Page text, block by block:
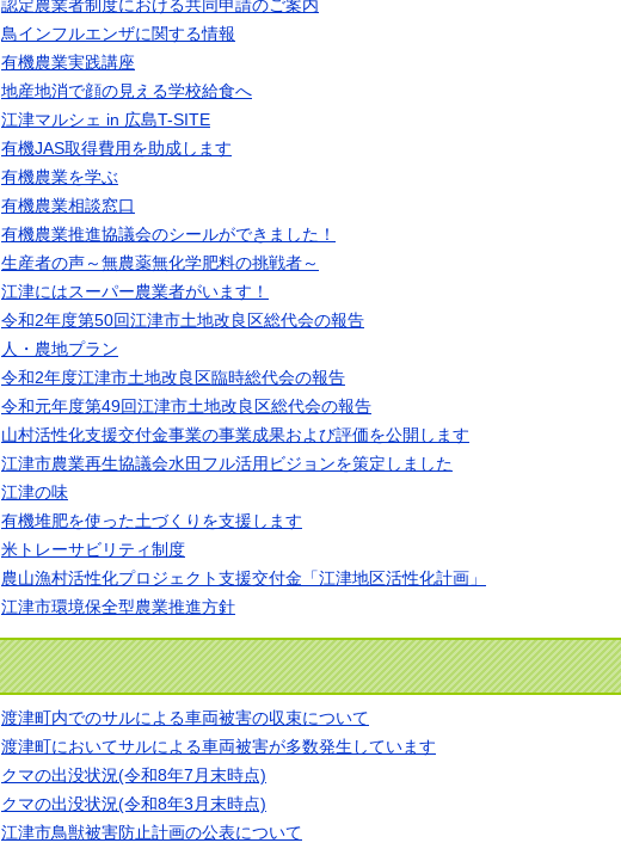
認定農業者制度における共同申請のご案内
鳥インフルエンザに関する情報
有機農業実践講座
地産地消で顔の見える学校給食へ
江津マルシェ in 広島T-SITE
有機JAS取得費用を助成します
有機農業を学ぶ
有機農業相談窓口
有機農業推進協議会のシールができました！
生産者の声～無農薬無化学肥料の挑戦者～
江津にはスーパー農業者がいます！
令和2年度第50回江津市土地改良区総代会の報告
人・農地プラン
令和2年度江津市土地改良区臨時総代会の報告
令和元年度第49回江津市土地改良区総代会の報告
山村活性化支援交付金事業の事業成果および評価を公開します
江津市農業再生協議会水田フル活用ビジョンを策定しました
江津の味
有機堆肥を使った土づくりを支援します
米トレーサビリティ制度
農山漁村活性化プロジェクト支援交付金「江津地区活性化計画」
江津市環境保全型農業推進方針
渡津町内でのサルによる車両被害の収束について
渡津町においてサルによる車両被害が多数発生しています
クマの出没状況(令和8年7月末時点)
クマの出没状況(令和8年3月末時点)
江津市鳥獣被害防止計画の公表について